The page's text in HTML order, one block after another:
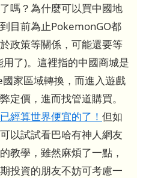
嗎？為什麼可以買中國地
目前為止PokemonGO都
政策等關係，可能還要等
了)。這裡指的中國商城是
家區域轉換，而進入遊戲
定價，進而找管道購買。
經算世界便宜的了！ 但如
以試試看巴哈有神人網友
教學，雖然麻煩了一點，
投資的朋友不妨可考慮一